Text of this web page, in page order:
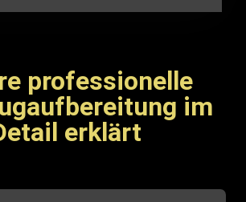
professionelle
im
erklärt